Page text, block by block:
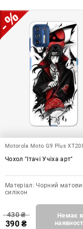
Motorola Moto G9 Plus
Чохол "Ітачі Учіха арт"
Матеріал: Чорний
силікон
430₴
390₴
Немає в